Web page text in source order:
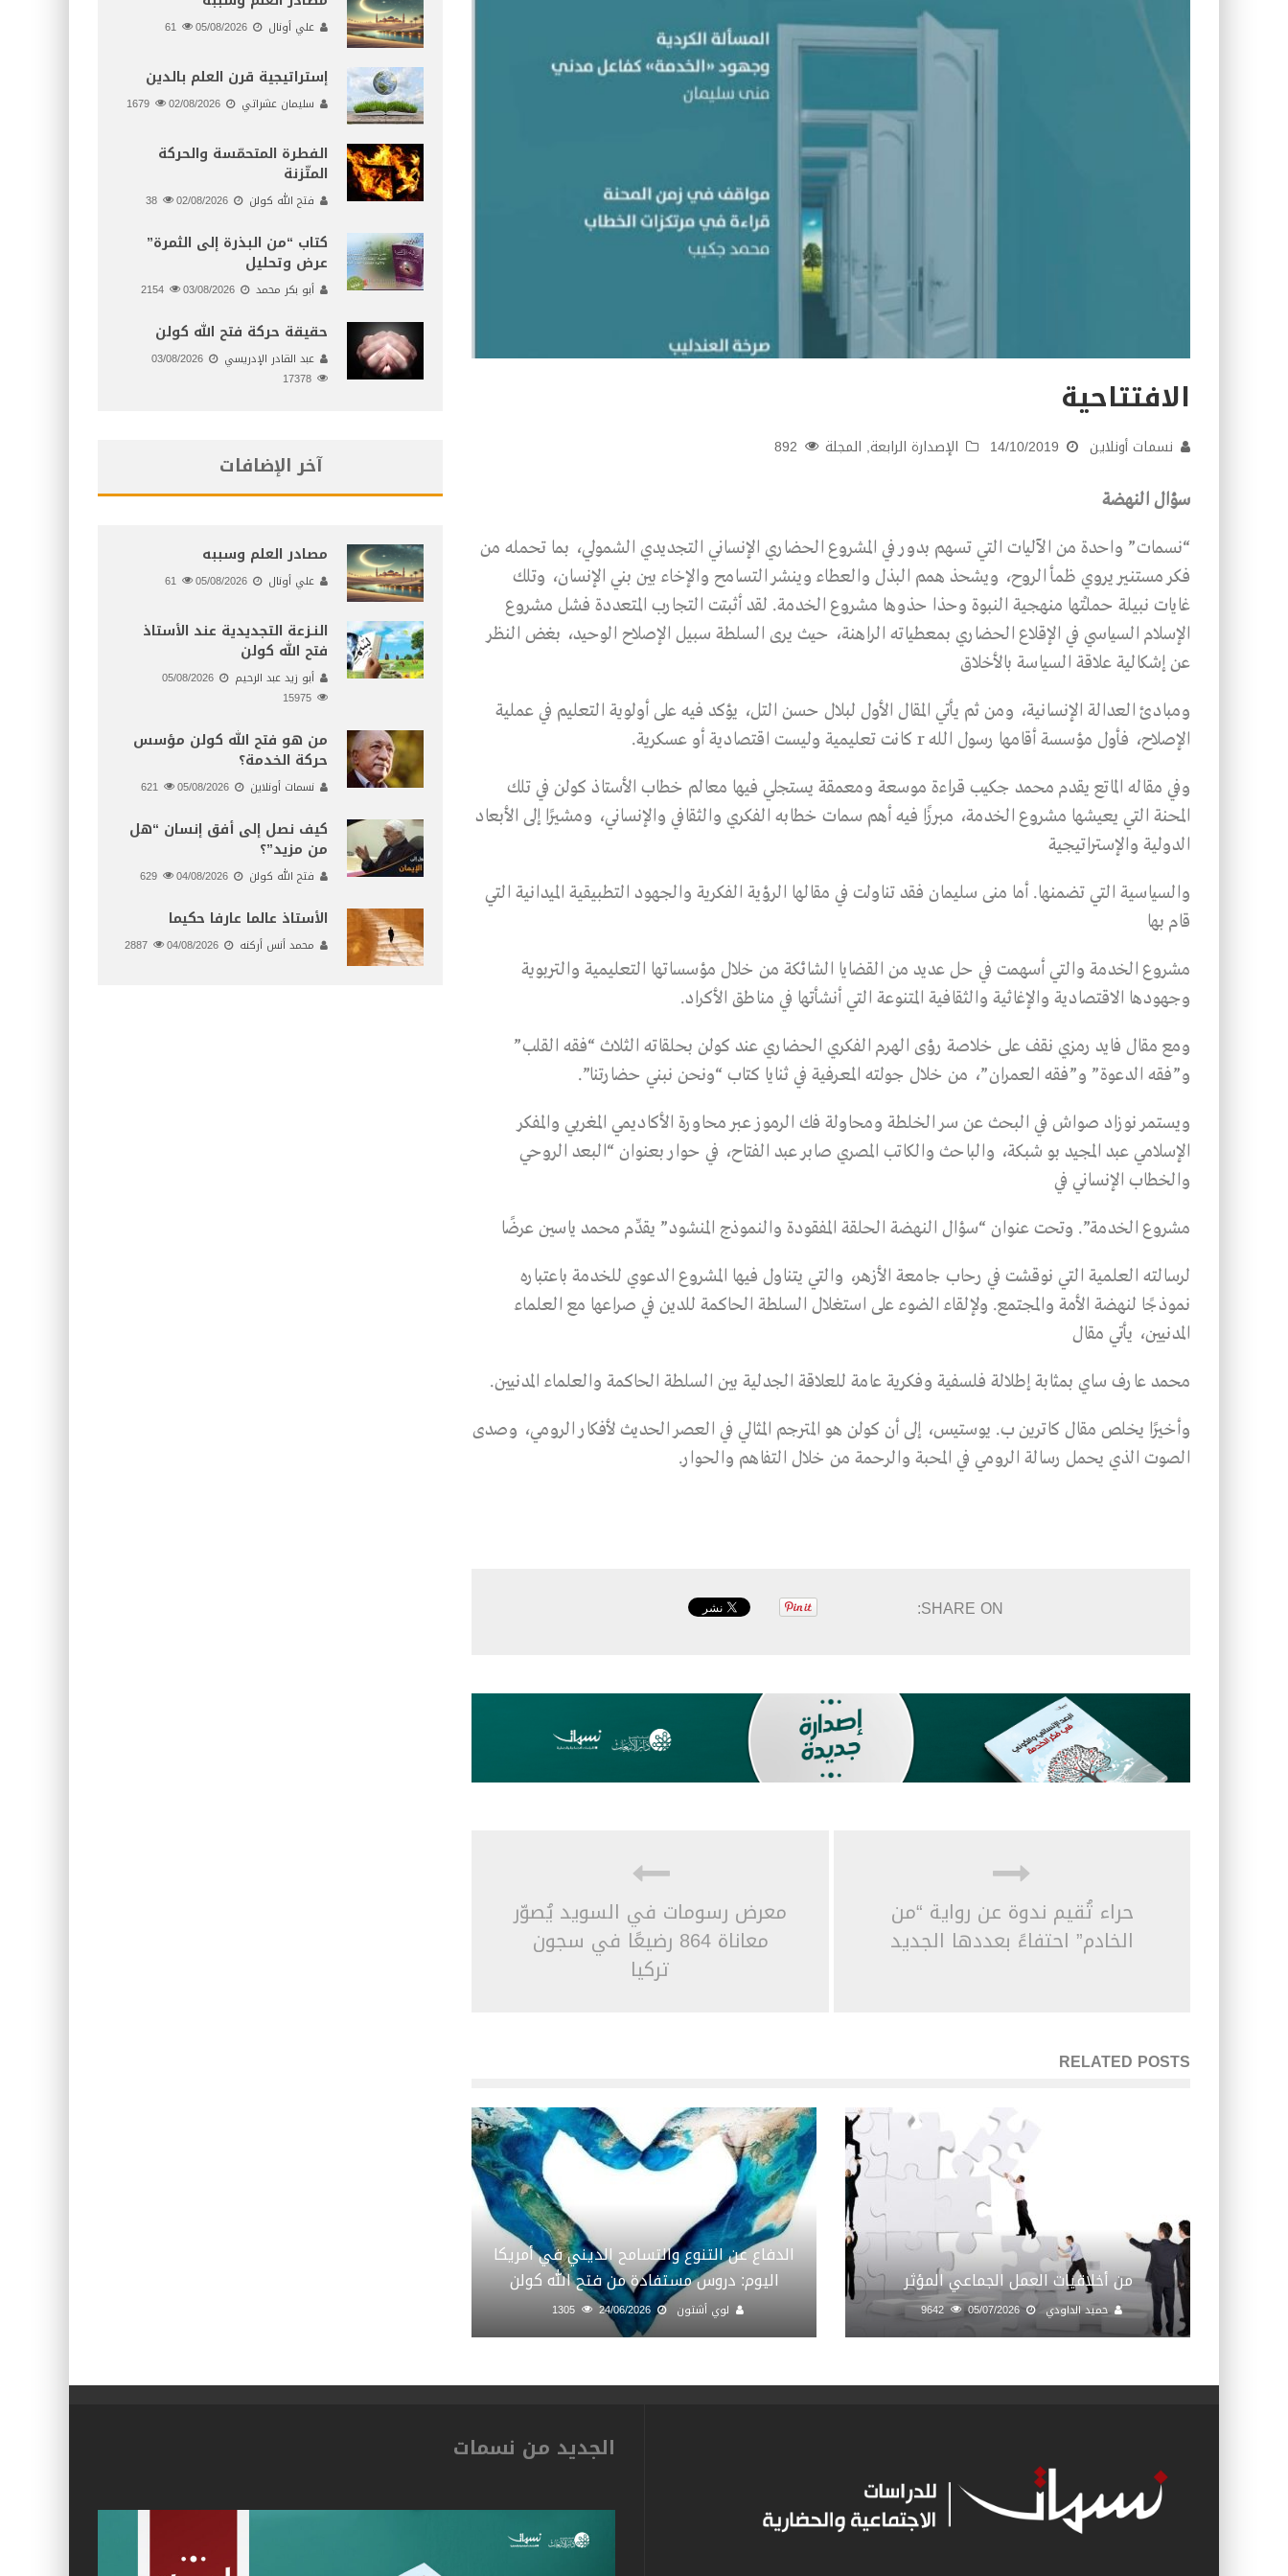
الافتتاحية
نسمات أونلاين 14/10/2019 الإصدارة الرابعة, المجلة
سؤال النهضة
“نسمات” واحدة من الآليات التي تسهم بدور في المشروع الحضاري الإنساني التجديدي الشمولي، بما تحمله من
فكر مستنير يروي ظمأ الروح، ويشحذ همم البذل والعطاء وينشر التسامح والإخاء بين بني الإنسان، وتلك
غايات نبيلة حملتْها منهجية النبوة وحذا حذوها مشروع الخدمة. لقد أثبتت التجارب المتعددة فشل مشروع
الإسلام السياسي في الإقلاع الحضاري بمعطياته الراهنة، حيث يرى السلطة سبيل الإصلاح الوحيد، بغض النظر
عن إشكالية علاقة السياسة بالأخلاق
ومبادئ العدالة الإنسانية، ومن ثم يأتي المقال الأول لبلال حسن التل، يؤكد فيه على أولوية التعليم في عملية
الإصلاح، فأول مؤسسة أقامها رسول الله r كانت تعليمية وليست اقتصادية أو عسكرية.
وفي مقاله الماتع يقدم محمد جكيب قراءة موسعة ومعمقة يستجلي فيها معالم خطاب الأستاذ كولن في تلك
المحنة التي يعيشها مشروع الخدمة، مبرزًا فيه أهم سمات خطابه الفكري والثقافي والإنساني، ومشيرًا إلى الأبعاد
الدولية والإستراتيجية
والسياسية التي تضمنها. أما منى سليمان فقد تناولت في مقالها الرؤية الفكرية والجهود التطبيقية الميدانية التي
قام بها
مشروع الخدمة والتي أسهمت في حل عديد من القضايا الشائكة من خلال مؤسساتها التعليمية والتربوية
وجهودها الاقتصادية والإغاثية والثقافية المتنوعة التي أنشأتها في مناطق الأكراد.
ومع مقال فايد رمزي نقف على خلاصة رؤى الهرم الفكري الحضاري عند كولن بحلقاته الثلاث “فقه القلب”
و”فقه الدعوة” و”فقه العمران”، من خلال جولته المعرفية في ثنايا كتاب “ونحن نبني حضارتنا”.
ويستمر نوزاد صواش في البحث عن سر الخلطة ومحاولة فك الرموز عبر محاورة الأكاديمي المغربي والمفكر
الإسلامي عبد المجيد بو شبكة، والباحث والكاتب المصري صابر عبد الفتاح، في حوار بعنوان “البعد الروحي
والخطاب الإنساني في
مشروع الخدمة”. وتحت عنوان “سؤال النهضة الحلقة المفقودة والنموذج المنشود” يقدِّم محمد ياسين عرضًا
لرسالته العلمية التي نوقشت في رحاب جامعة الأزهر، والتي يتناول فيها المشروع الدعوي للخدمة باعتباره
نموذجًا لنهضة الأمة والمجتمع. ولإلقاء الضوء على استغلال السلطة الحاكمة للدين في صراعها مع العلماء
المدنيين، يأتي مقال
محمد عارف ساي بمثابة إطلالة فلسفية وفكرية عامة للعلاقة الجدلية بين السلطة الحاكمة والعلماء المدنيين.
وأخيرًا يخلص مقال كاترين ب. يوستيس، إلى أن كولن هو المترجم المثالي في العصر الحديث لأفكار الرومي، وصدى
الصوت الذي يحمل رسالة الرومي في المحبة والرحمة من خلال التفاهم والحوار.
SHARE ON:
حراء تُقيم ندوة عن رواية “من
الخادم” احتفاءً بعددها الجديد
معرض رسومات في السويد يُصوّر
معاناة 864 رضيعًا في سجون
تركيا
RELATED POSTS
من أخلاقيات العمل الجماعي المؤثر
حميد الداودي 05/07/2026
9642
الدفاع عن التنوع والتسامح الديني في أمريكا
اليوم: دروس مستفادة من فتح الله كولن
لوي أشتون 24/06/2026
1305
علي أونال 05/08/2026
إستراتيجية قرن العلم بالدين
سليمان عشراتي 02/08/2026
الفطرة المتحمّسة والحركة
المتّزنة
فتح الله كولن 02/08/2026
كتاب “من البذرة إلى الثمرة”
عرض وتحليل
أبو بكر محمد 03/08/2026
حقيقة حركة فتح الله كولن
عبد القادر الإدريسي
03/08/2026
آخر الإضافات
مصادر العلم وسببه
علي أونال 05/08/2026
النـزعة التجديدية عند الأستاذ
فتح الله كولن
أبو زيد عبد الرحيم
05/08/2026
من هو فتح الله كولن مؤسس
حركة الخدمة؟
نسمات أونلاين 05/08/2026
كيف نصل إلى أفق إنسان “هل
من مزيد”؟
فتح الله كولن 04/08/2026
الأستاذ عالما عارفا حكيما
محمد أنس أركنه 04/08/2026
الجديد من نسمات